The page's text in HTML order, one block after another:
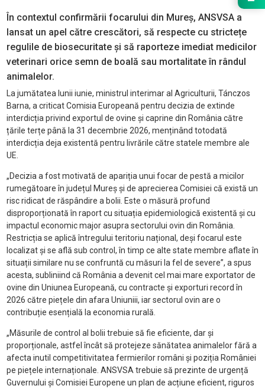
În contextul confirmării focarului din Mureș, ANSVSA a
lansat un apel către crescători, să respecte cu strictețe
regulile de biosecuritate și să raporteze imediat medicilor
veterinari orice semn de boală sau mortalitate în rândul
animalelor.
La jumătatea lunii iunie, ministrul interimar al Agriculturii, Tánczos
Barna, a criticat Comisia Europeană pentru decizia de extinde
interdicția privind exportul de ovine și caprine din România către
țările terțe până la 31 decembrie 2026, menținând totodată
interdicția deja existentă pentru livrările către statele membre ale
UE.
„Decizia a fost motivată de apariția unui focar de pestă a micilor
rumegătoare în județul Mureș și de aprecierea Comisiei că există un
risc ridicat de răspândire a bolii. Este o măsură profund
disproporționată în raport cu situația epidemiologică existentă și cu
impactul economic major asupra sectorului ovin din România.
Restricția se aplică întregului teritoriu național, deși focarul este
localizat și se află sub control, în timp ce alte state membre aflate în
situații similare nu se confruntă cu măsuri la fel de severe”, a spus
acesta, subliniind că România a devenit cel mai mare exportator de
ovine din Uniunea Europeană, cu contracte și exporturi record în
2026 către piețele din afara Uniuniii, iar sectorul ovin are o
contribuție esențială la economia rurală.
„Măsurile de control al bolii trebuie să fie eficiente, dar și
proporționale, astfel încât să protejeze sănătatea animalelor fără a
afecta inutil competitivitatea fermierilor români și poziția României
pe piețele internaționale. ANSVSA trebuie să prezinte de urgență
Guvernului și Comisiei Europene un plan de acțiune eficient, riguros